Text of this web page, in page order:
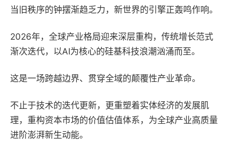
当旧秩序的钟摆渐趋乏力，新世界的引擎正轰鸣作响。
2026年，全球产业格局迎来深层重构，传统增长范式
渐次迭代，以AI为核心的硅基科技浪潮汹涌而至。
这是一场跨越边界、贯穿全域的颠覆性产业革命。
不止于技术的迭代更新，更重塑着实体经济的发展肌
理，重构资本市场的价值估值体系，为全球产业高质量
进阶澎湃新生动能。